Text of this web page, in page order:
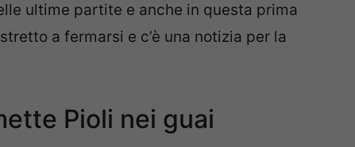
ultime partite e anche in questa prima
a fermarsi e c’è una notizia per la
Pioli nei guai